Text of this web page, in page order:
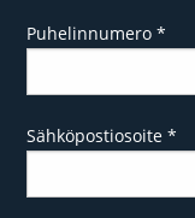
Puhelinnumero*
Sähköpostiosoite*